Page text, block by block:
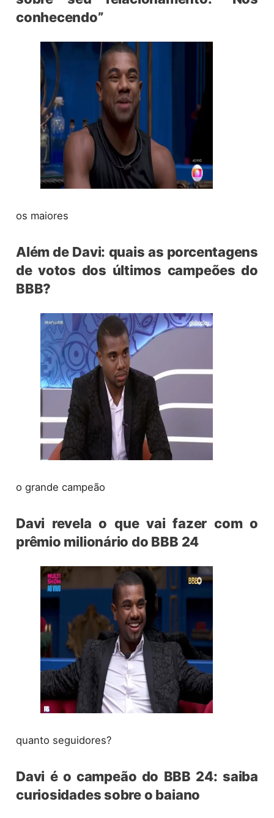
conhecendo”
os maiores
Além de Davi: quais as porcentagens
de votos dos últimos campeões do
BBB?
o grande campeão
Davi revela o que vai fazer com o
prêmio milionário do BBB 24
quanto seguidores?
Davi é o campeão do BBB 24: saiba
curiosidades sobre o baiano